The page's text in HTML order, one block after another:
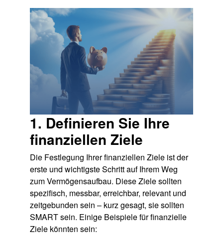
1. Definieren Sie Ihre
finanziellen Ziele
Die Festlegung Ihrer finanziellen Ziele ist der
erste und wichtigste Schritt auf Ihrem Weg
zum Vermögensaufbau. Diese Ziele sollten
spezifisch, messbar, erreichbar, relevant und
zeitgebunden sein – kurz gesagt, sie sollten
SMART sein. Einige Beispiele für finanzielle
Ziele könnten sein: